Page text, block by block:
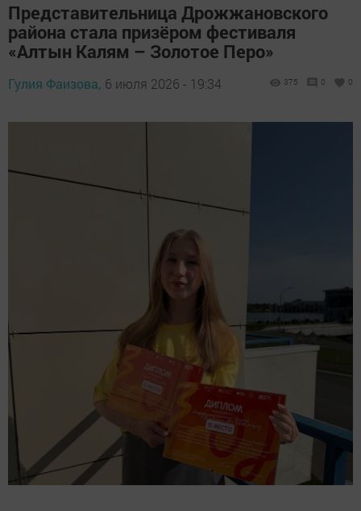
Представительница Дрожжановского
района стала призёром фестиваля
«Алтын Калям – Золотое Перо»
Гулия Фаизова, 6 июля 2026 - 19:34 375 0 0